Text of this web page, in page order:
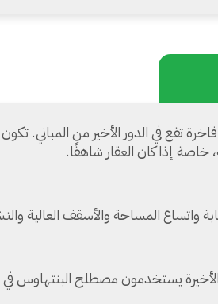
تقع في الدور الأخير من المباني.
خاصة إذا كان العقار شاهقًا.
واتساع المساحة والأسقف العالية
الأخيرة يستخدمون مصطلح